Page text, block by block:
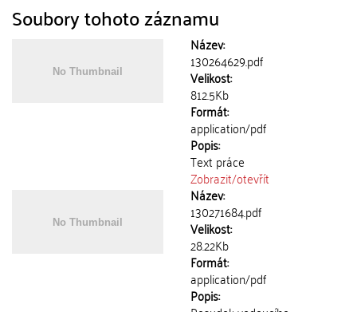
Soubory tohoto záznamu
Název:
130264629.pdf
Velikost:
812.5Kb
Formát:
application/pdf
Popis:
Text práce
Zobrazit/otevřít
Název:
130271684.pdf
Velikost:
28.22Kb
Formát:
application/pdf
Popis: